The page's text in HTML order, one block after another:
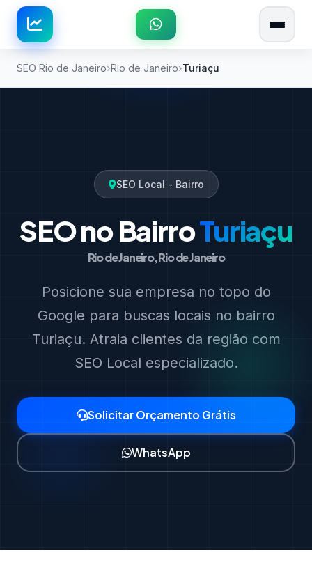
SEO Rio de Janeiro Rio de Janeiro Turiaçu
SEO Local - Bairro
SEO no BairroTuriaçu
Rio de Janeiro, Rio de Janeiro
Posicione sua empresa no topo do
Google para buscas locais no bairro
Turiaçu. Atraia clientes da região com
SEO Local especializado.
Solicitar Orçamento Grátis
WhatsApp